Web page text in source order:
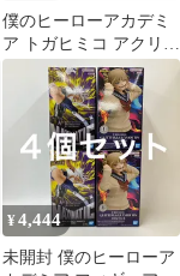
僕のヒーローアカデミ
ア トガヒミコ アクリル
スタンド
¥4,444
未開封 僕のヒーローア